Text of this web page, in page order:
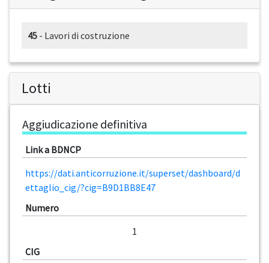
45 - Lavori di costruzione
Lotti
Aggiudicazione definitiva
Link a BDNCP
https://dati.anticorruzione.it/superset/dashboard/d
ettaglio_cig/?cig=B9D1BB8E47
Numero
1
CIG